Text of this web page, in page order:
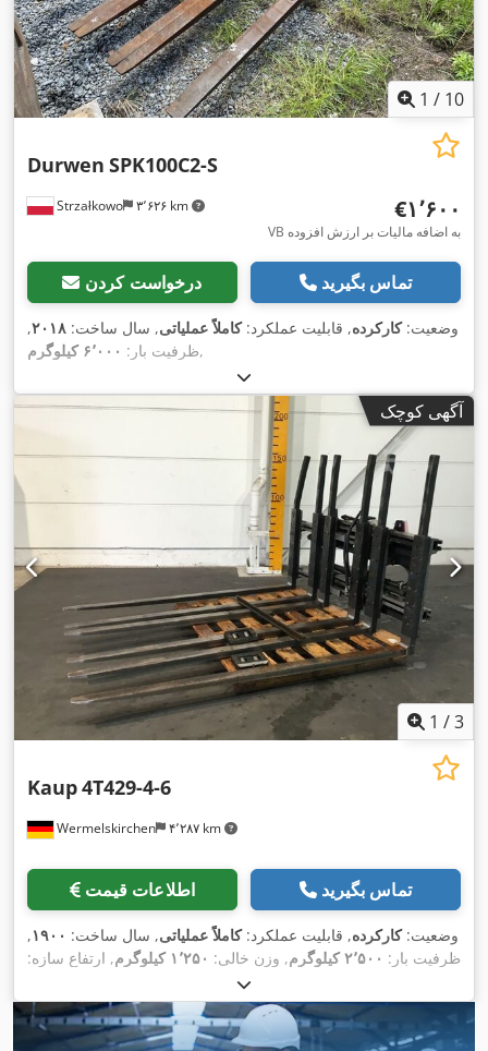
1 / 10
Strzałkowo ۳٬۶۲۶ km
Durwen SPK100C2-S
‎€۱٬۶۰۰
VB به اضافه مالیات بر ارزش افزوده
درخواست کردن تماس بگیرید
وضعیت:کارکرده, قابلیت عملکرد:کاملاً عملیاتی, سال ساخت: ۲۰۱۸,
ظرفیت بار: ۶٬۰۰۰ کیلوگرم ,
آگهی کوچک
1 /3
Wermelskirchen ۴٬۲۸۷ km
Kaup4T429-4-6
اطلاعات قیمت تماس بگیرید
وضعیت:کارکرده, قابلیت عملکرد:کاملاً عملیاتی, سال ساخت: ۱۹۰۰,
ظرفیت بار: ۲٬۵۰۰ کیلوگرم , وزن خالی: ۱٬۲۵۰ کیلوگرم
, ارتفاع سازه: